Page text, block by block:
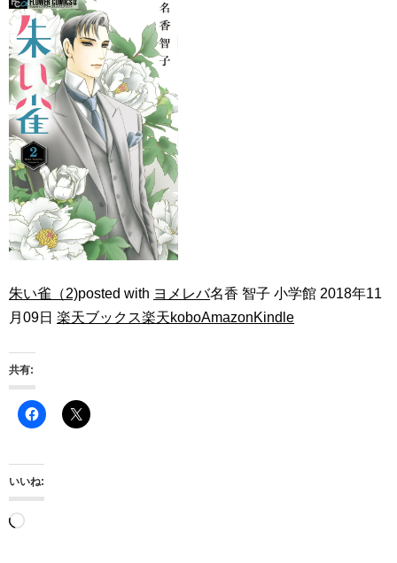
朱い雀（2)posted with ヨメレバ名香 智子 小学館 2018年11
月09日 楽天ブックス楽天koboAmazonKindle
共有:
いいね:
読